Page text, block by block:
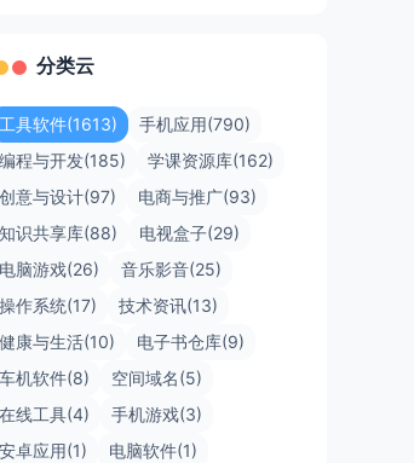
分类云
工具软件(1613)
手机应用(790)
编程与开发(185)
学课资源库(162)
创意与设计(97)
电商与推广(93)
知识共享库(88)
电视盒子(29)
电脑游戏(26)
音乐影音(25)
操作系统(17)
技术资讯(13)
健康与生活(10)
电子书仓库(9)
车机软件(8)
空间域名(5)
在线工具(4)
手机游戏(3)
安卓应用(1)
电脑软件(1)